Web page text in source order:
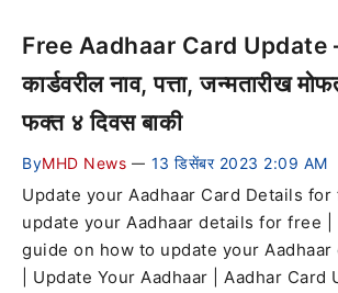
Free Aadhaar Card Update
कार्डवरील नाव, पत्ता, जन्मतारीख
फक्त ४ दिवस बाकी
ByMHD News — 13 डिसेंबर 2023 2:09 AM
Update your Aadhaar Card Details
update your Aadhaar details for free |
guide on how to update your
| Update Your Aadhaar | Aadhar Card